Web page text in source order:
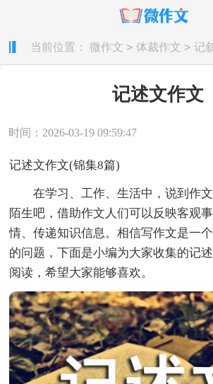
当前位置： 微作文 > 体裁作文 > 记
记述文作文
时间：2026-03-19 09:59:47
记述文作文(锦集8篇)
在学习、工作、生活中，说到作文
陌生吧，借助作文人们可以反映客观
情、传递知识信息。相信写作文是一
的问题，下面是小编为大家收集的记
阅读，希望大家能够喜欢。